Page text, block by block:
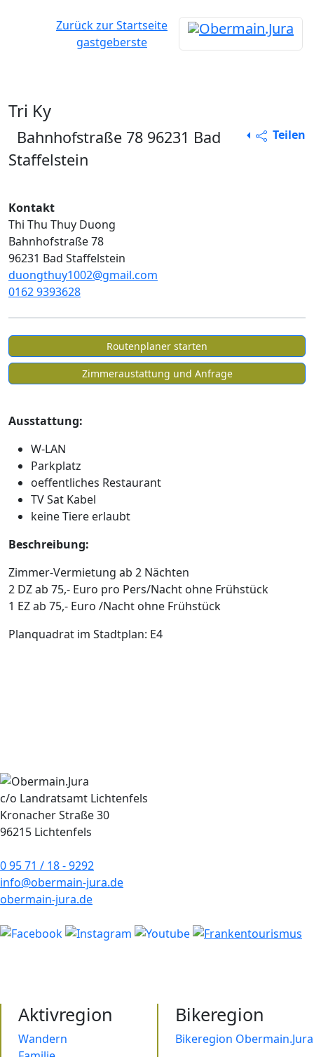
Zurück zur Startseite
gastgeberste
Tri Ky
Bahnhofstraße 78 96231 Bad
Staffelstein
Teilen
Alle Rechte vorbehalten
Kontakt
Thi Thu Thuy Duong
Bahnhofstraße 78
96231 Bad Staffelstein
duongthuy1002@gmail.com
0162 9393628
Routenplaner starten
Zimmeraustattung und Anfrage
Ausstattung:
W-LAN
Parkplatz
oeffentliches Restaurant
TV Sat Kabel
keine Tiere erlaubt
Beschreibung:
Zimmer-Vermietung ab 2 Nächten
2 DZ ab 75,- Euro pro Pers/Nacht ohne Frühstück
1 EZ ab 75,- Euro /Nacht ohne Frühstück
Planquadrat im Stadtplan: E4
c/o Landratsamt Lichtenfels
Kronacher Straße 30
96215 Lichtenfels
0 95 71 / 18 - 9292
info@obermain-jura.de
obermain-jura.de
Aktivregion
Wandern
Bikeregion
Bikeregion Obermain.Jura